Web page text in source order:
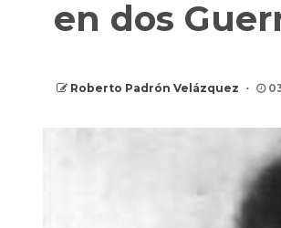
en dos
Roberto Padrón Velázquez